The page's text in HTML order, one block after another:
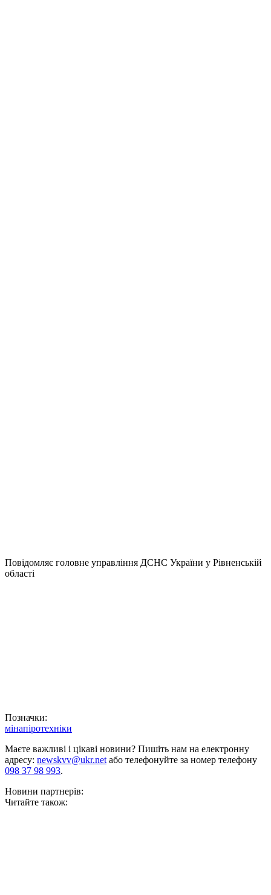
Повідомляє головне управління ДСНС України у Рівненській
області
Позначки:
мінапіротехніки
Маєте важливі і цікаві новини? Пишіть нам на електронну
адресу: newskvv@ukr.netабо телефонуйте за номер телефону
098 37 98 993.
Новини партнерів:
Читайте також: